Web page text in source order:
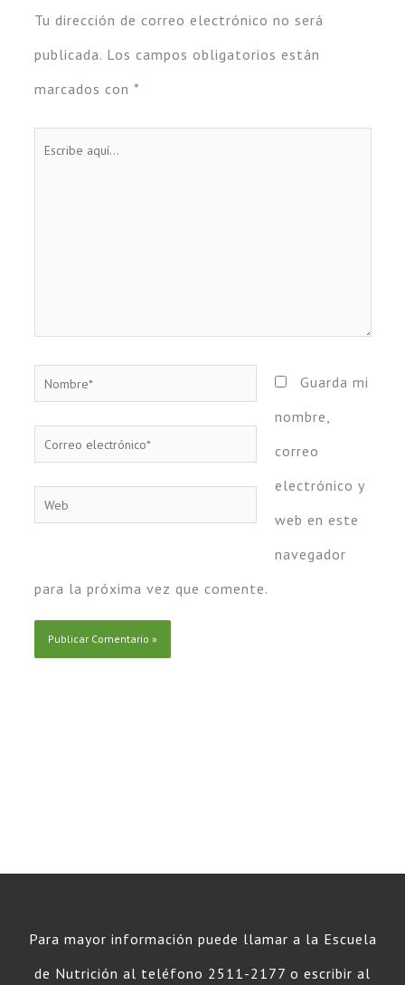
Tu dirección de correo electrónico no será
publicada. Los campos obligatorios están
marcados con *
Nombre*
Correo
Web
Guarda mi
nombre,
correo
electrónico y
web en este
navegador
para la próxima vez que comente.
Para mayor información puede llamar a la Escuela
de Nutrición al teléfono 2511-2177 o escribir al